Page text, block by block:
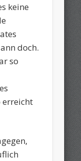
keine
doch.
so
erreicht